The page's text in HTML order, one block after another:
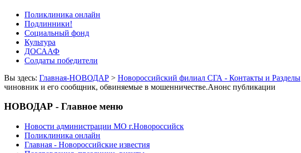
Поликлиника онлайн
Подлинники!
Социальный фонд
Культура
ДОСААФ
Солдаты победители
Вы здесь: Главная-НОВОДАР > Новороссийский филиал СГА - Контакты и Разделы
чиновник и его сообщник, обвиняемые в мошенничестве.Анонс публикации
НОВОДАР - Главное меню
Новости администрации МО г.Новороссийск
Поликлиника онлайн
Главная - Новороссийские известия